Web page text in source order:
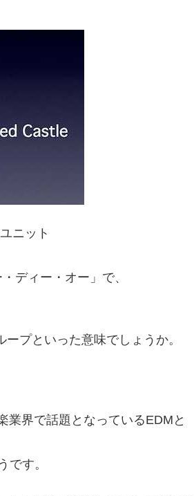
ニット
ディー・オー」で、
プといった意味でしょうか。
業界で話題となっているEDMと
です。